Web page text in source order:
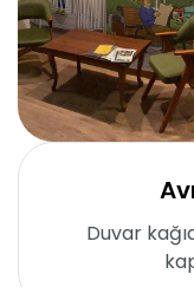
Duvar